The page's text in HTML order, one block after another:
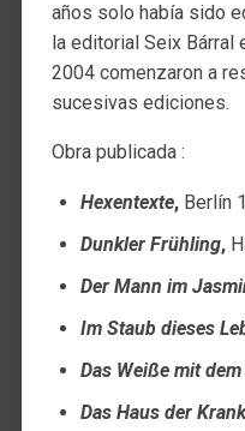
años solo había sido
la editorial Seix Bárral
2004 comenzaron a
sucesivas ediciones.
Obra publicada :
Hexentexte, Berlín
Dunkler Frühling,
Der Mann im
Im Staub dieses
Das Weiße mit
Das Haus der